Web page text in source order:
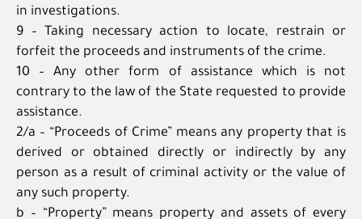
in investigations.
9 – Taking necessary action to locate, restrain or
forfeit the proceeds and instruments of the crime.
10 – Any other form of assistance which is not
contrary to the law of the State requested to provide
assistance.
2/a – “Proceeds of Crime” means any property that is
derived or obtained directly or indirectly by any
person as a result of criminal activity or the value of
any such property.
b – “Property” means property and assets of every